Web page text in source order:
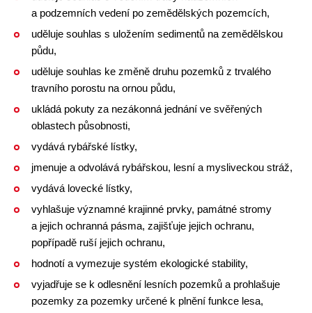
a podzemních vedení po zemědělských pozemcích,
uděluje souhlas s uložením sedimentů na zemědělskou
půdu,
uděluje souhlas ke změně druhu pozemků z trvalého
travního porostu na ornou půdu,
ukládá pokuty za nezákonná jednání ve svěřených
oblastech působnosti,
vydává rybářské lístky,
jmenuje a odvolává rybářskou, lesní a mysliveckou stráž,
vydává lovecké lístky,
vyhlašuje významné krajinné prvky, památné stromy
a jejich ochranná pásma, zajišťuje jejich ochranu,
popřípadě ruší jejich ochranu,
hodnotí a vymezuje systém ekologické stability,
vyjadřuje se k odlesnění lesních pozemků a prohlašuje
pozemky za pozemky určené k plnění funkce lesa,